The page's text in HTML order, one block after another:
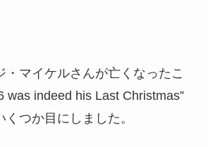
・マイケルさんが亡くなったこ
was indeed his Last Christmas”
つか目にしました。